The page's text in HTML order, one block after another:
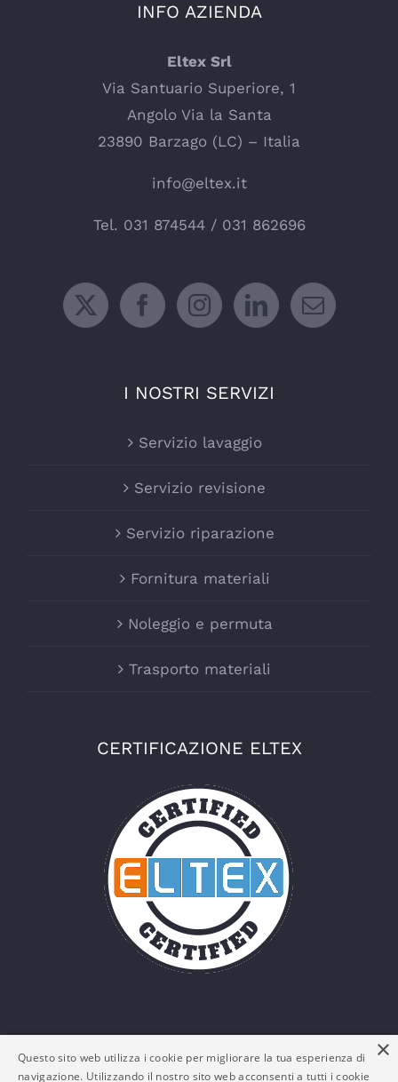
INFO AZIENDA
Eltex Srl
Via Santuario Superiore, 1
Angolo Via la Santa
23890 Barzago (LC) – Italia
info@eltex.it
Tel. 031 874544/ 031 862696
I NOSTRI SERVIZI
Servizio lavaggio
Servizio revisione
Servizio riparazione
Fornitura materiali
Noleggio e permuta
Trasporto materiali
CERTIFICAZIONE ELTEX
×
Questo sito web utilizza i cookie per migliorare la tua esperienza di
navigazione. Utilizzando il nostro sito web acconsenti a tutti i cookie